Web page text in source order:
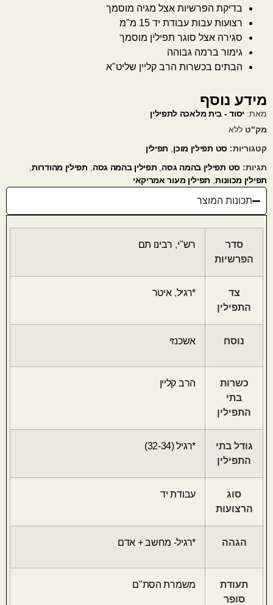
בדיקת הפרשיות אצל מגיה מוסמך
רצועות עבות עבודת יד 15 מ"מ
סגירה אצל סוגר תפילין מוסמך
גימור ברמה גבוהה
הבתים בכשרות הרב קליין שליט"א
מידע נוסף
מאת: יסוד - בית מלאכה לתפילין
מק"ט ללא
קטגוריות: סט תפילין מוכן
תפילין
תגיות: סט תפילין בהמה גסה תפילין בהמה גסה תפילין מהודרות,
תפילין מכוונות, תפילין מעור אמריקאי
תכונות המוצר
סדר
הפרשיות
רש"י, רבינו תם
צד
התפילין
*רגיל,איטר
נוסח אשכנזי
כשרות
בתי
התפילין
הרב קליין
גודל בתי
התפילין
*רגיל (32-34)
סוג
הרצועות
עבודת יד
הגהה *רגיל- מחשב + אדם
תעודת
סופר
משמרת הסת"ם